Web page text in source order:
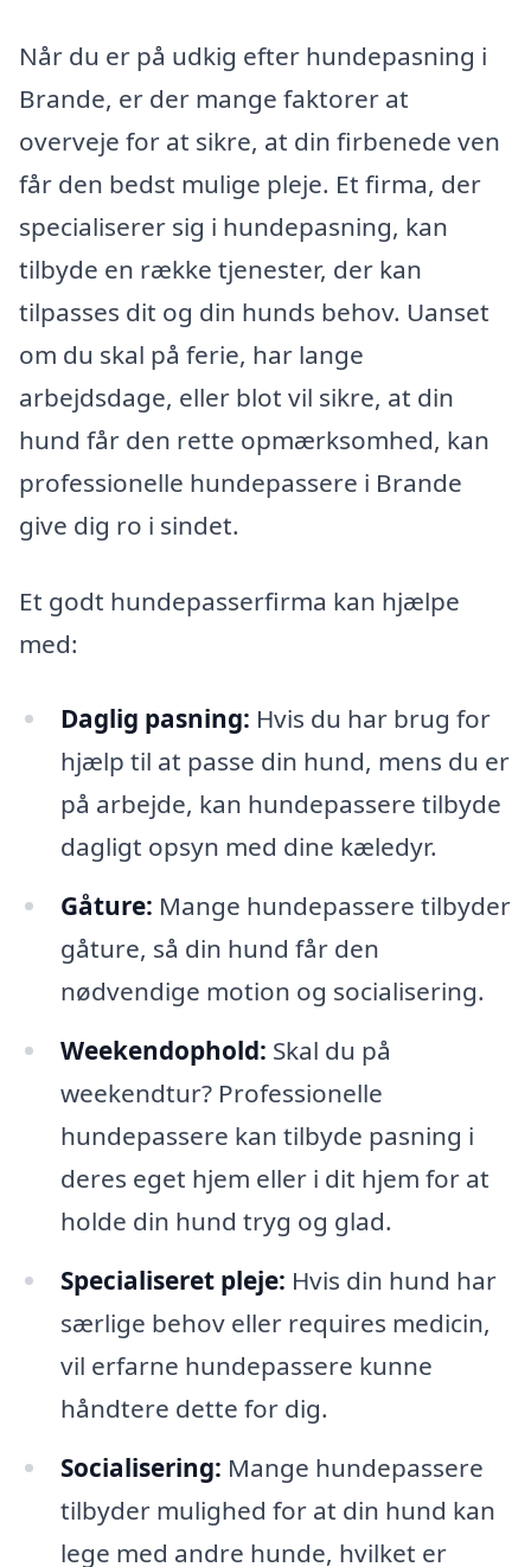
Når du er på udkig efter hundepasning i
Brande, er der mange faktorer at
overveje for at sikre, at din firbenede ven
får den bedst mulige pleje. Et firma, der
specialiserer sig i hundepasning, kan
tilbyde en række tjenester, der kan
tilpasses dit og din hunds behov. Uanset
om du skal på ferie, har lange
arbejdsdage, eller blot vil sikre, at din
hund får den rette opmærksomhed, kan
professionelle hundepassere i Brande
give dig ro i sindet.
Et godt hundepasserfirma kan hjælpe
med:
Daglig pasning: Hvis du har brug for
hjælp til at passe din hund, mens du er
på arbejde, kan hundepassere tilbyde
dagligt opsyn med dine kæledyr.
Gåture: Mange hundepassere tilbyder
gåture, så din hund får den
nødvendige motion og socialisering.
Weekendophold: Skal du på
weekendtur? Professionelle
hundepassere kan tilbyde pasning i
deres eget hjem eller i dit hjem for at
holde din hund tryg og glad.
Specialiseret pleje: Hvis din hund har
særlige behov eller requires medicin,
vil erfarne hundepassere kunne
håndtere dette for dig.
Socialisering: Mange hundepassere
tilbyder mulighed for at din hund kan
lege med andre hunde, hvilket er